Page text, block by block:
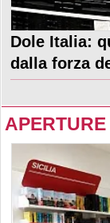
Dole Italia:
dalla forza
APERTURE